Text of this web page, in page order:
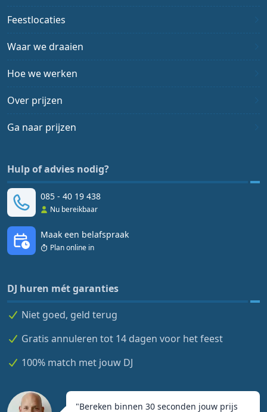
Feestlocaties
Waar we draaien
Hoe we werken
Over prijzen
Ga naar prijzen
Hulp of advies nodig?
085 - 40 19 438
Nu bereikbaar
Maak een belafspraak
Plan online in
DJ huren mét garanties
Niet goed, geld terug
Gratis annuleren tot 14 dagen voor het feest
100% match met jouw DJ
"Bereken binnen 30 seconden jouw prijs